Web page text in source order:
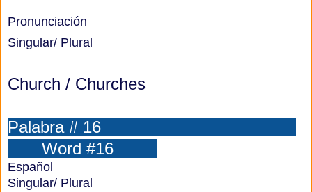
Pronunciación
Singular/ Plural
Church / Churches
Palabra # 16
Word #16
Español
Singular/ Plural